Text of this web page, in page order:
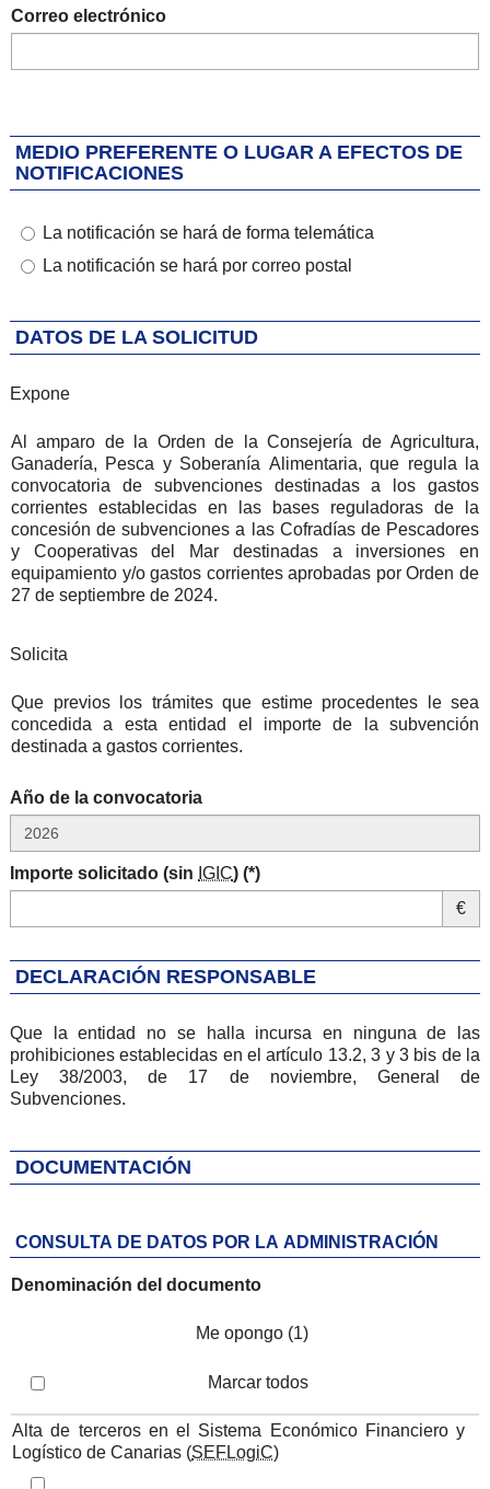
Correo electrónico
MEDIO PREFERENTE O LUGAR A EFECTOS DE
NOTIFICACIONES
La notificación se hará de forma telemática
La notificación se hará por correo postal
DATOS DE LA SOLICITUD
Expone
Expone
Al amparo de la Orden de la Consejería de Agricultura,
Ganadería, Pesca y Soberanía Alimentaria, que regula la
convocatoria de subvenciones destinadas a los gastos
corrientes establecidas en las bases reguladoras de la
concesión de subvenciones a las Cofradías de Pescadores
y Cooperativas del Mar destinadas a inversiones en
equipamiento y/o gastos corrientes aprobadas por Orden de
27 de septiembre de 2024.
Solicita
Solicita
Que previos los trámites que estime procedentes le sea
concedida a esta entidad el importe de la subvención
destinada a gastos corrientes.
Año de la convocatoria
Importe solicitado (sin IGIC) (*)
€
DECLARACIÓN RESPONSABLE
Que la entidad no se halla incursa en ninguna de las
prohibiciones establecidas en el artículo 13.2, 3 y 3 bis de la
Ley 38/2003, de 17 de noviembre, General de
Subvenciones.
DOCUMENTACIÓN
CONSULTA DE DATOS POR LA ADMINISTRACIÓN
Denominación del documento
Me opongo (1)
Marcar todos
Iteración de iterador: Listado de documentos consultables
Alta de terceros en el Sistema Económico Financiero y
Logístico de Canarias (SEFLogiC)